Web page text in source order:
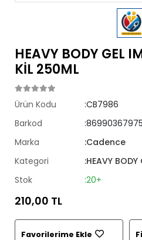
HEAVY BODY GEL
KİL 250ML
Ürün Kodu
:CB7986
Barkod
Marka
:Cadence
Kategori
:HEAVY BODY
Stok
:20+
210,00 TL
Favorilerime Ekle